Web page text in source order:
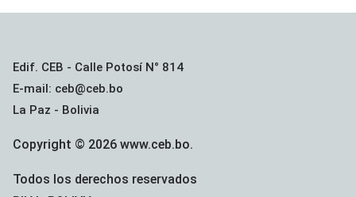
Edif. CEB - Calle Potosí N° 814
E-mail: ceb@ceb.bo
La Paz - Bolivia
Copyright © 2026 www.ceb.bo.
Todos los derechos reservados